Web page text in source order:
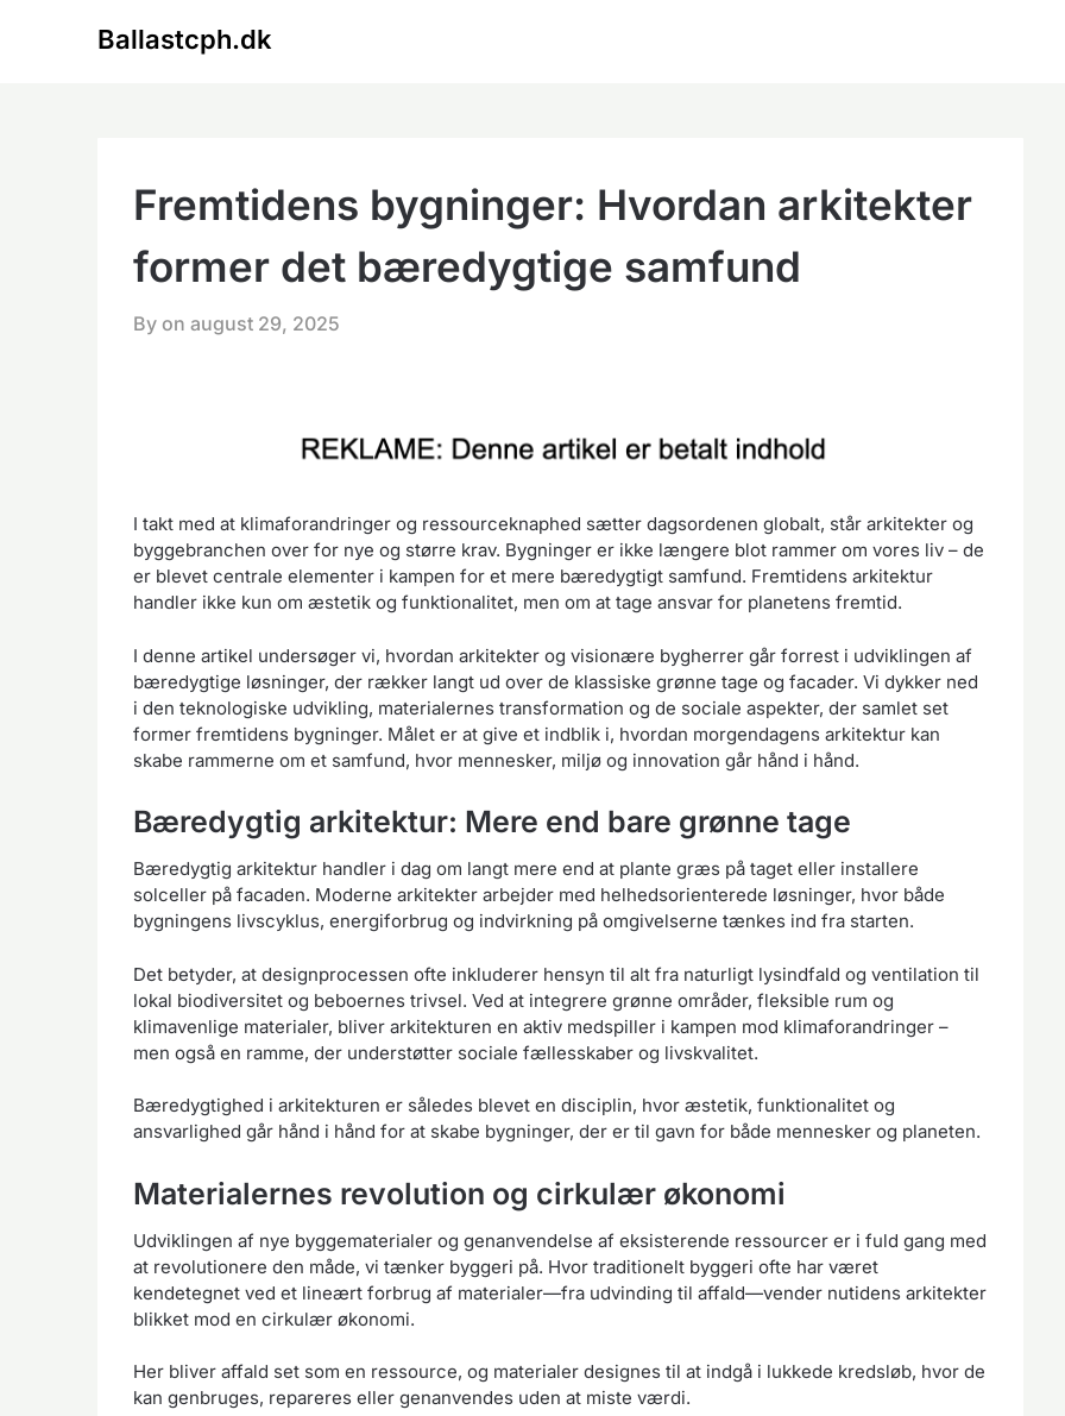
Ballastcph.dk
Fremtidens bygninger: Hvordan arkitekter
former det bæredygtige samfund
By on august 29, 2025
I takt med at klimaforandringer og ressourceknaphed sætter dagsordenen globalt, står arkitekter og
byggebranchen over for nye og større krav. Bygninger er ikke længere blot rammer om vores liv – de
er blevet centrale elementer i kampen for et mere bæredygtigt samfund. Fremtidens arkitektur
handler ikke kun om æstetik og funktionalitet, men om at tage ansvar for planetens fremtid.
I denne artikel undersøger vi, hvordan arkitekter og visionære bygherrer går forrest i udviklingen af
bæredygtige løsninger, der rækker langt ud over de klassiske grønne tage og facader. Vi dykker ned
i den teknologiske udvikling, materialernes transformation og de sociale aspekter, der samlet set
former fremtidens bygninger. Målet er at give et indblik i, hvordan morgendagens arkitektur kan
skabe rammerne om et samfund, hvor mennesker, miljø og innovation går hånd i hånd.
Bæredygtig arkitektur: Mere end bare grønne tage
Bæredygtig arkitektur handler i dag om langt mere end at plante græs på taget eller installere
solceller på facaden. Moderne arkitekter arbejder med helhedsorienterede løsninger, hvor både
bygningens livscyklus, energiforbrug og indvirkning på omgivelserne tænkes ind fra starten.
Det betyder, at designprocessen ofte inkluderer hensyn til alt fra naturligt lysindfald og ventilation til
lokal biodiversitet og beboernes trivsel. Ved at integrere grønne områder, fleksible rum og
klimavenlige materialer, bliver arkitekturen en aktiv medspiller i kampen mod klimaforandringer –
men også en ramme, der understøtter sociale fællesskaber og livskvalitet.
Bæredygtighed i arkitekturen er således blevet en disciplin, hvor æstetik, funktionalitet og
ansvarlighed går hånd i hånd for at skabe bygninger, der er til gavn for både mennesker og planeten.
Materialernes revolution og cirkulær økonomi
Udviklingen af nye byggematerialer og genanvendelse af eksisterende ressourcer er i fuld gang med
at revolutionere den måde, vi tænker byggeri på. Hvor traditionelt byggeri ofte har været
kendetegnet ved et lineært forbrug af materialer—fra udvinding til affald—vender nutidens arkitekter
blikket mod en cirkulær økonomi.
Her bliver affald set som en ressource, og materialer designes til at indgå i lukkede kredsløb, hvor de
kan genbruges, repareres eller genanvendes uden at miste værdi.